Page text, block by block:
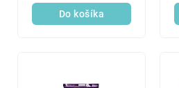
Do košíka